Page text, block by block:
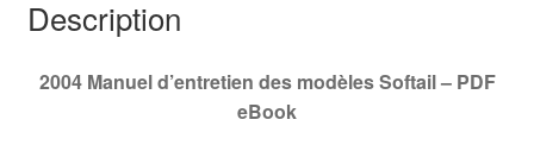
Description
2004 Manuel d’entretien des modèles Softail – PDF
eBook